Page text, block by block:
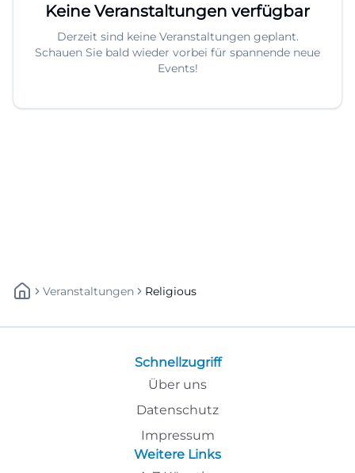
Keine Veranstaltungen verfügbar
Derzeit sind keine Veranstaltungen geplant.
Schauen Sie bald wieder vorbei für spannende neue
Events!
Veranstaltungen Religious
Schnellzugriff
Über uns
Datenschutz
Impressum
Weitere Links